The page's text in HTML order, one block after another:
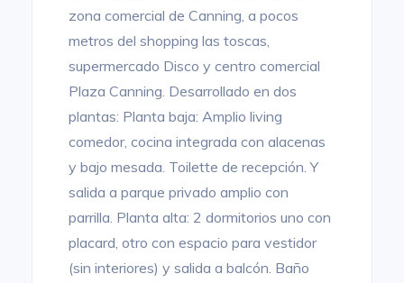
zona comercial de Canning, a pocos
metros del shopping las toscas,
supermercado Disco y centro comercial
Plaza Canning. Desarrollado en dos
plantas: Planta baja: Amplio living
comedor, cocina integrada con alacenas
y bajo mesada. Toilette de recepción. Y
salida a parque privado amplio con
parrilla. Planta alta: 2 dormitorios uno con
placard, otro con espacio para vestidor
(sin interiores) y salida a balcón. Baño